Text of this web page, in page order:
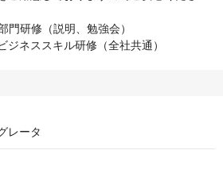
研修（説明、勉強会）
ネススキル研修（全社共通）
レータ